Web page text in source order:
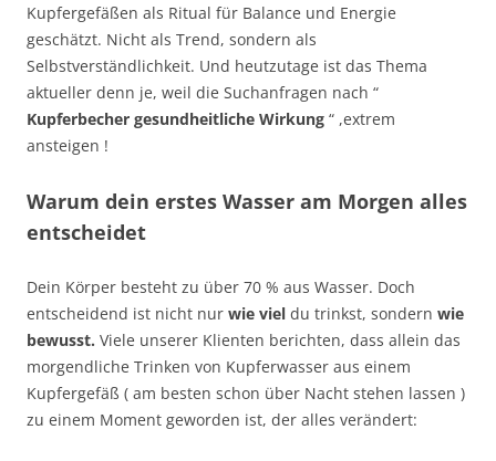
Kupfergefäßen als Ritual für Balance und Energie
geschätzt. Nicht als Trend, sondern als
Selbstverständlichkeit. Und heutzutage ist das Thema
aktueller denn je, weil die Suchanfragen nach “
Kupferbecher gesundheitliche Wirkung “ ,extrem
ansteigen !
Warum dein erstes Wasser am Morgen alles
entscheidet
Dein Körper besteht zu über 70 % aus Wasser. Doch
entscheidend ist nicht nur wie viel du trinkst, sondern wie
bewusst. Viele unserer Klienten berichten, dass allein das
morgendliche Trinken von Kupferwasser aus einem
Kupfergefäß ( am besten schon über Nacht stehen lassen )
zu einem Moment geworden ist, der alles verändert: